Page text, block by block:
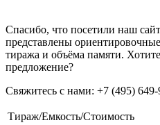
Спасибо, что посетили наш
представлены
тиража и объёма памяти.
предложение?
Свяжитесь с нами: +7 (495) 649-
Тираж/Емкость/Стоимость